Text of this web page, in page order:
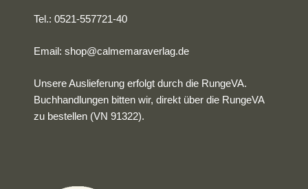
Tel.: 0521-557721-40
Email:shop@calmemaraverlag.de
Unsere Auslieferung erfolgt durch die RungeVA.
Buchhandlungen bitten wir, direkt über die RungeVA
zu bestellen (VN 91322).